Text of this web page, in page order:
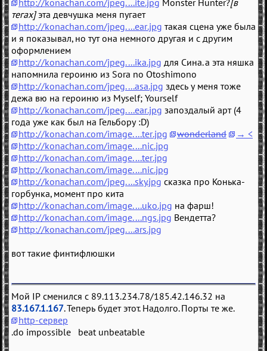
тегах]эта девчушка меня пугает
http://konachan.com/jpeg....ear.jpg такая сцена уже была
и я показывал, но тут она немного другая и с другим
оформлением
http://konachan.com/jpeg....ika.jpg для Сина. а эта няшка
напомнила героиню из Sora no Otoshimono
http://konachan.com/jpeg....asa.jpg здесь у меня тоже
дежа вю на героиню из Myself; Yourself
http://konachan.com/jpeg....ear.jpg запоздалый арт (4
года уже как был на Гельбору :D)
http://konachan.com/image....ter.jpg
wonderland
→ <
http://konachan.com/image....nic.jpg
http://konachan.com/image....ter.jpg
http://konachan.com/image....nic.jpg
http://konachan.com/jpeg....sky.jpg сказка про Конька-
горбунка, момент про кита
http://konachan.com/image....uko.jpg на фарш!
http://konachan.com/image....ngs.jpg Вендетта?
http://konachan.com/jpeg....ars.jpg
вот такие финтифлюшки
Мой IP сменился с 89.113.234.78/185.42.146.32 на
83.167.1.167. Теперь будет этот. Надолго. Порты те же.
http-сервер
.do impossible beat unbeatable